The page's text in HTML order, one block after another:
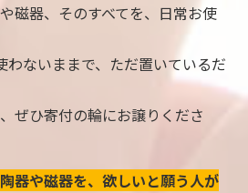
磁器、そのすべてを、日常お使
わないままで、ただ置いているだ
ぜひ寄付の輪にお譲りくださ
器や磁器を、欲しいと願う人が